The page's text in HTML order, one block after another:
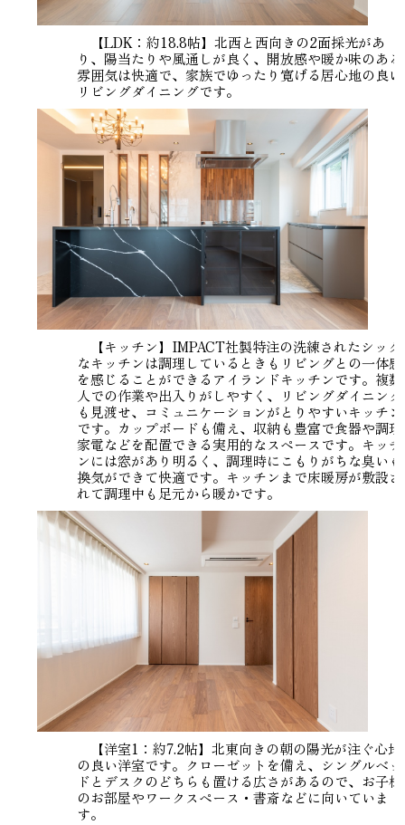
【LDK：約18.8帖】北西と西向きの2面採光があ
り、陽当たりや風通しが良く、開放感や暖か味のある
雰囲気は快適で、家族でゆったり寛げる居心地の良い
リビングダイニングです。
【キッチン】IMPACT社製特注の洗練されたシック
なキッチンは調理しているときもリビングとの一体感
を感じることができるアイランドキッチンです。複数
人での作業や出入りがしやすく、リビングダイニング
も見渡せ、コミュニケーションがとりやすいキッチン
です。カップボードも備え、収納も豊富で食器や調理
家電などを配置できる実用的なスペースです。キッチ
ンには窓があり明るく、調理時にこもりがちな臭いも
換気ができて快適です。キッチンまで床暖房が敷設さ
れて調理中も足元から暖かです。
【洋室1：約7.2帖】北東向きの朝の陽光が注ぐ心地
の良い洋室です。クローゼットを備え、シングルベッ
ドとデスクのどちらも置ける広さがあるので、お子様
のお部屋やワークスペース・書斎などに向いていま
す。